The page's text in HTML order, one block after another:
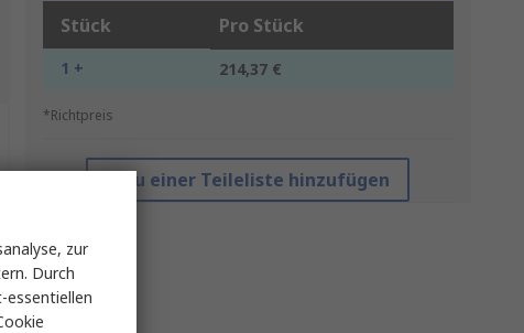
Stück Pro Stück
1 + 214,37 €
*Richtpreis
Zu einer Teileliste hinzufügen
zur
Durch
essentiellen